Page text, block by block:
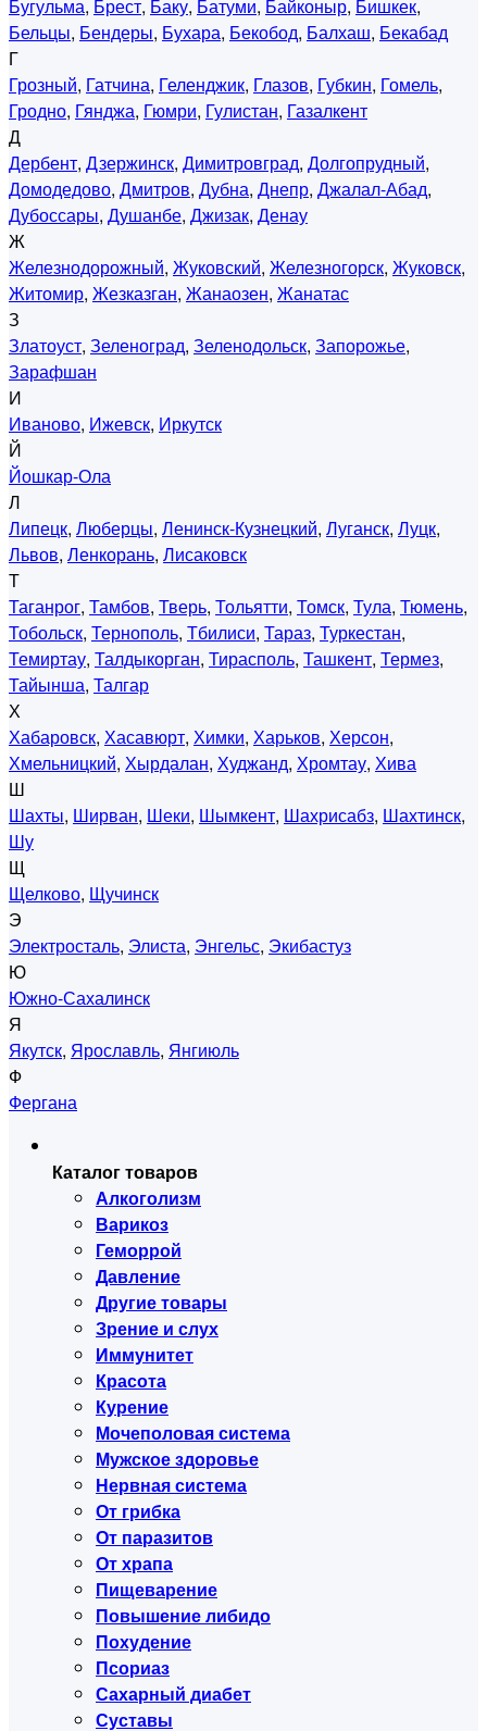
Бугульма, Брест, Баку, Батуми, Байконыр, Бишкек,
Бельцы, Бендеры, Бухара, Бекобод, Балхаш, Бекабад
Г
Грозный, Гатчина, Геленджик, Глазов, Губкин, Гомель,
Гродно, Гянджа, Гюмри, Гулистан, Газалкент
Д
Дербент, Дзержинск, Димитровград, Долгопрудный,
Домодедово, Дмитров, Дубна, Днепр, Джалал-Абад,
Дубоссары, Душанбе, Джизак, Денау
Ж
Железнодорожный, Жуковский, Железногорск, Жуковск,
Житомир, Жезказган, Жанаозен, Жанатас
З
Златоуст, Зеленоград, Зеленодольск, Запорожье,
Зарафшан
И
Иваново, Ижевск, Иркутск
Й
Йошкар-Ола
Л
Липецк, Люберцы, Ленинск-Кузнецкий, Луганск, Луцк,
Львов, Ленкорань, Лисаковск
Т
Таганрог, Тамбов, Тверь, Тольятти, Томск, Тула, Тюмень,
Тобольск, Тернополь, Тбилиси, Тараз, Туркестан,
Темиртау, Талдыкорган, Тирасполь, Ташкент, Термез,
Тайынша, Талгар
Х
Хабаровск, Хасавюрт, Химки, Харьков, Херсон,
Хмельницкий, Хырдалан, Худжанд, Хромтау, Хива
Ш
Шахты, Ширван, Шеки, Шымкент, Шахрисабз, Шахтинск,
Шу
Щ
Щелково, Щучинск
Э
Электросталь, Элиста, Энгельс, Экибастуз
Ю
Южно-Сахалинск
Я
Якутск, Ярославль, Янгиюль
Ф
Фергана
Каталог товаров
Алкоголизм
Варикоз
Геморрой
Давление
Другие товары
Зрение и слух
Иммунитет
Красота
Курение
Мочеполовая система
Мужское здоровье
Нервная система
От грибка
От паразитов
От храпа
Пищеварение
Повышение либидо
Похудение
Псориаз
Сахарный диабет
Суставы